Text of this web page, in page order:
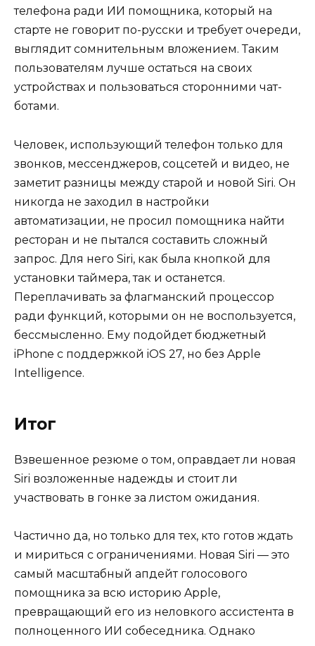
телефона ради ИИ помощника, который на
старте не говорит по-русски и требует очереди,
выглядит сомнительным вложением. Таким
пользователям лучше остаться на своих
устройствах и пользоваться сторонними чат-
ботами.
Человек, использующий телефон только для
звонков, мессенджеров, соцсетей и видео, не
заметит разницы между старой и новой Siri. Он
никогда не заходил в настройки
автоматизации, не просил помощника найти
ресторан и не пытался составить сложный
запрос. Для него Siri, как была кнопкой для
установки таймера, так и останется.
Переплачивать за флагманский процессор
ради функций, которыми он не воспользуется,
бессмысленно. Ему подойдет бюджетный
iPhone с поддержкой iOS 27, но без Apple
Intelligence.
Итог
Взвешенное резюме о том, оправдает ли новая
Siri возложенные надежды и стоит ли
участвовать в гонке за листом ожидания.
Частично да, но только для тех, кто готов ждать
и мириться с ограничениями. Новая Siri — это
самый масштабный апдейт голосового
помощника за всю историю Apple,
превращающий его из неловкого ассистента в
полноценного ИИ собеседника. Однако